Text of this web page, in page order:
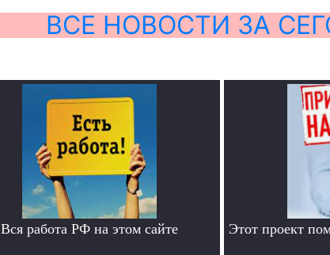
ВСЕ НОВОСТИ ЗА
Вся работа РФ на этом сайте Этот проект